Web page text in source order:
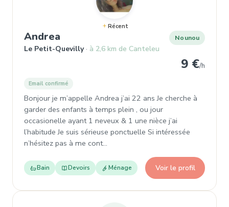
Récent
Andrea , Nounou à Le Petit-Quevilly
Le Petit-Quevilly à 2,6 km de Canteleu
Nounou
9 €/h
Email confirmé
Bonjour je m’appelle Andrea j’ai 22 ans Je cherche à
garder des enfants à temps plein , ou jour
occasionelle ayant 1 neveux & 1 une nièce j’ai
l’habitude Je suis sérieuse ponctuelle Si intéressée
n’hésitez pas à me cont…
Bain Devoirs Ménage Voir le profil